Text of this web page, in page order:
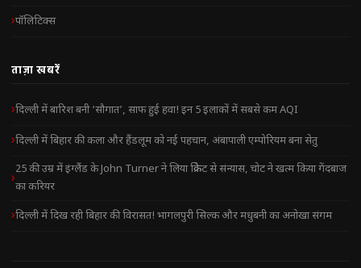
पॉलिटिक्स
ताज़ा खबरें
दिल्ली में बारिश बनी ‘सौगात’, साफ हुई हवा! इन 5 इलाकों में सबसे कम AQI
दिल्ली में बिहार की कला और हैंडलूम को नई पहचान, अंबापाली एम्पोरियम बना सेतु
25 की उम्र में इंग्लैंड के John Turner ने लिया क्रिकेट से संन्यास, चोट ने खत्म किया गेंदबाज
का करियर
दिल्ली में दिख रही बिहार की विरासत! भागलपुरी सिल्क और मधुबनी का अनोखा संगम